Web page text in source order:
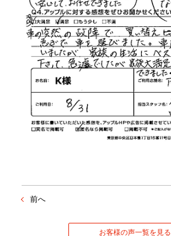
前へ
お客様の声一覧を見る